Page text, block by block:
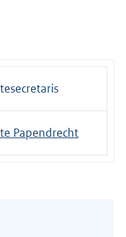
Papendrecht